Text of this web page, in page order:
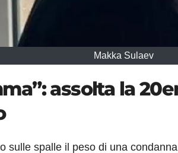
Makka Sulaev
assolta la
sulle spalle il peso di una